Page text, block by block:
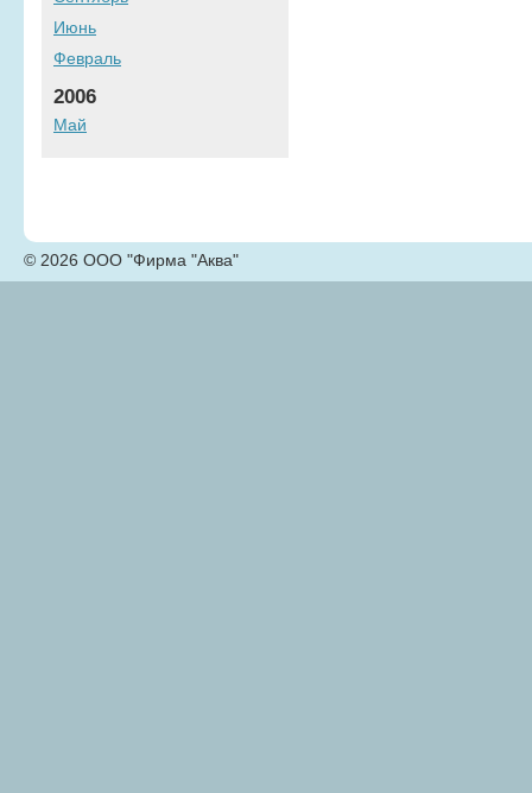
Июнь
Февраль
2006
Май
© 2026 ООО "Фирма "Аква"